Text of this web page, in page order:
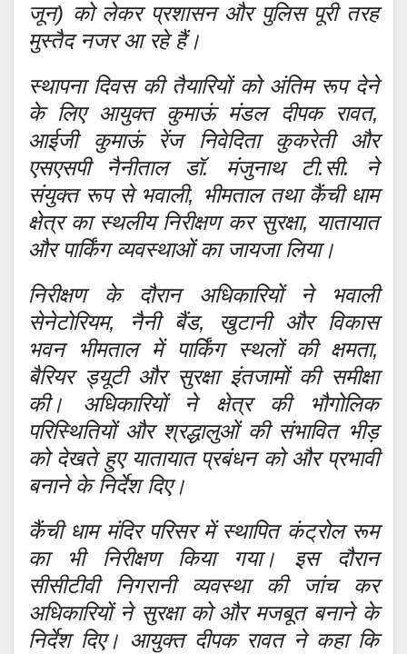
जून) को लेकर प्रशासन और पुलिस पूरी तरह
मुस्तैद नजर आ रहे हैं।
स्थापना दिवस की तैयारियों को अंतिम रूप देने
के लिए आयुक्त कुमाऊं मंडल दीपक रावत,
आईजी कुमाऊं रेंज निवेदिता कुकरेती और
एसएसपी नैनीताल डॉ. मंजुनाथ टी.सी. ने
संयुक्त रूप से भवाली, भीमताल तथा कैंची धाम
क्षेत्र का स्थलीय निरीक्षण कर सुरक्षा, यातायात
और पार्किंग व्यवस्थाओं का जायजा लिया।
निरीक्षण के दौरान अधिकारियों ने भवाली
सेनेटोरियम, नैनी बैंड, खुटानी और विकास
भवन भीमताल में पार्किंग स्थलों की क्षमता,
बैरियर ड्यूटी और सुरक्षा इंतजामों की समीक्षा
की। अधिकारियों ने क्षेत्र की भौगोलिक
परिस्थितियों और श्रद्धालुओं की संभावित भीड़
को देखते हुए यातायात प्रबंधन को और प्रभावी
बनाने के निर्देश दिए।
कैंची धाम मंदिर परिसर में स्थापित कंट्रोल रूम
का भी निरीक्षण किया गया। इस दौरान
सीसीटीवी निगरानी व्यवस्था की जांच कर
अधिकारियों ने सुरक्षा को और मजबूत बनाने के
निर्देश दिए। आयुक्त दीपक रावत ने कहा कि